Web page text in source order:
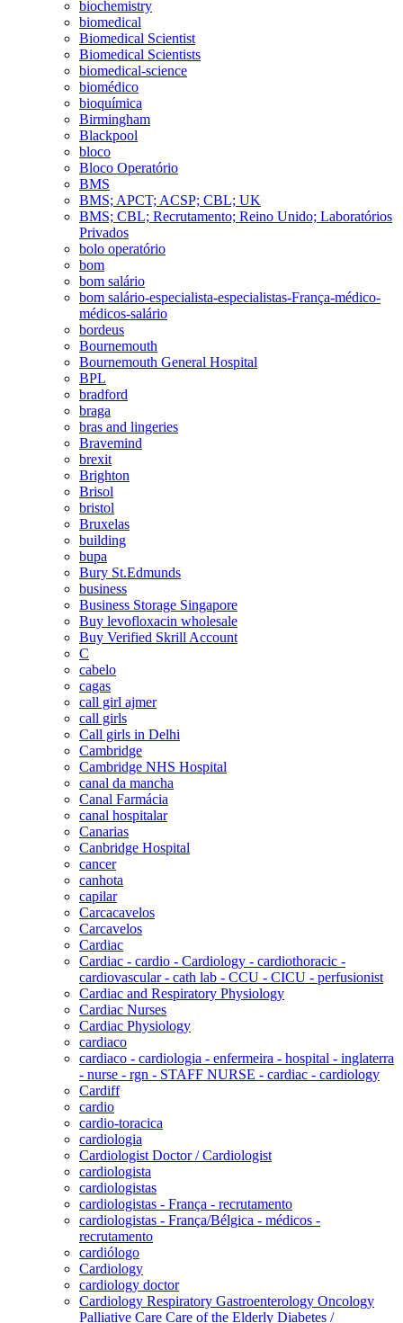
biochemistry
biomedical
Biomedical Scientist
Biomedical Scientists
biomedical-science
biomédico
bioquímica
Birmingham
Blackpool
bloco
Bloco Operatório
BMS
BMS; APCT; ACSP; CBL; UK
BMS; CBL; Recrutamento; Reino Unido; Laboratórios
Privados
bolo operatório
bom
bom salário
bom salário-especialista-especialistas-França-médico-
médicos-salário
bordeus
Bournemouth
Bournemouth General Hospital
BPL
bradford
braga
bras and lingeries
Bravemind
brexit
Brighton
Brisol
bristol
Bruxelas
building
bupa
Bury St.Edmunds
business
Business Storage Singapore
Buy levofloxacin wholesale
Buy Verified Skrill Account
C
cabelo
cagas
call girl ajmer
call girls
Call girls in Delhi
Cambridge
Cambridge NHS Hospital
canal da mancha
Canal Farmácia
canal hospitalar
Canarias
Canbridge Hospital
cancer
canhota
capilar
Carcacavelos
Carcavelos
Cardiac
Cardiac - cardio - Cardiology - cardiothoracic -
cardiovascular - cath lab - CCU - CICU - perfusionist
Cardiac and Respiratory Physiology
Cardiac Nurses
Cardiac Physiology
cardiaco
cardiaco - cardiologia - enfermeira - hospital - inglaterra
- nurse - rgn - STAFF NURSE - cardiac - cardiology
Cardiff
cardio
cardio-toracica
cardiologia
Cardiologist Doctor / Cardiologist
cardiologista
cardiologistas
cardiologistas - França - recrutamento
cardiologistas - França/Bélgica - médicos -
recrutamento
cardiólogo
Cardiology
cardiology doctor
Cardiology Respiratory Gastroenterology Oncology
Palliative Care Care of the Elderly Diabetes /